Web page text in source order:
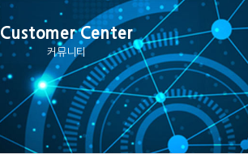
Customer Center
커뮤니티